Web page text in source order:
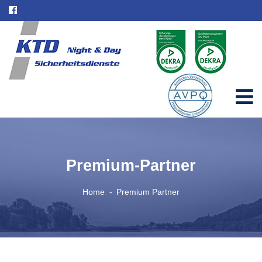
Premium-Partner
Home Premium Partner